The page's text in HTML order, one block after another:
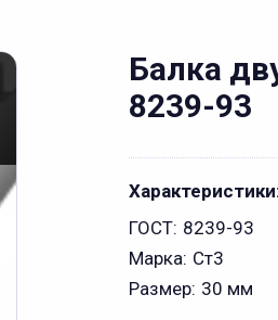
Балка
8239-93
ГОСТ: 8239-93
Марка: Ст3
Размер: 30 мм